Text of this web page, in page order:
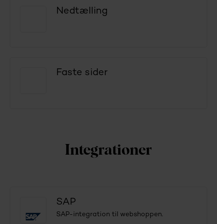
Nedtælling
Faste sider
Integrationer
SAP
SAP-integration til webshoppen.